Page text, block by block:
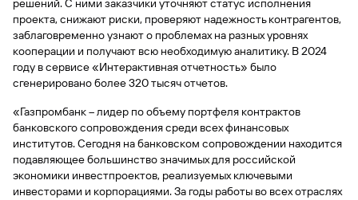
карта-стикер
Банки-
партнеры
Gazprom
Pay
Федеральный
закон №115-
ФЗ
сайту
Вклады
Вклады
Налоговый
вычет
Быстрый
поиск
по
сайту
Вклады
Вклады
Информация
для
партнеров
поиск
по
сайту
Вклады
Trade
GorodPay
Открыть
брокерский
счет
Брокер-
клиент
малого
бизнеса
115-ФЗ
для
среднего
бизнеса
Офисы
обслуживания
юридических
лиц
решений. С ними заказчики уточняют статус исполнения
проекта, снижают риски, проверяют надежность контрагентов,
заблаговременно узнают о проблемах на разных уровнях
кооперации и получают всю необходимую аналитику. В 2024
году в сервисе «Интерактивная отчетность» было
сгенерировано более 320 тысяч отчетов.
«Газпромбанк – лидер по объему портфеля контрактов
банковского сопровождения среди всех финансовых
институтов. Сегодня на банковском сопровождении находится
подавляющее большинство значимых для российской
экономики инвестпроектов, реализуемых ключевыми
инвесторами и корпорациями. За годы работы во всех отраслях